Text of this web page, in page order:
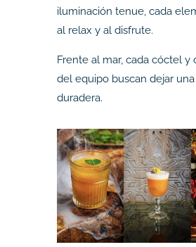
iluminación tenue, cada
al relax y al disfrute.
Frente al mar, cada cóctel y
del equipo buscan dejar
duradera.